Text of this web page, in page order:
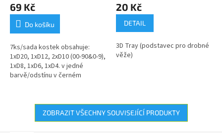
69 Kč
Do košíku
7ks/sada kostek obsahuje:
1xD20, 1xD12, 2xD10 (00-90&0-9),
1xD8, 1xD6, 1xD4. v jedné
barvě/odstínu v černém
20 Kč
DETAIL
3D Tray (podstavec pro drobné
věže)
ZOBRAZIT VŠECHNY SOUVISEJÍCÍ PRODUKTY